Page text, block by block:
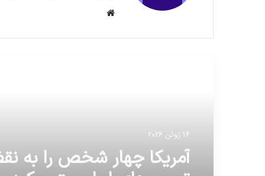
16 ژوئن 2026
آمریکا چهار شخص را به